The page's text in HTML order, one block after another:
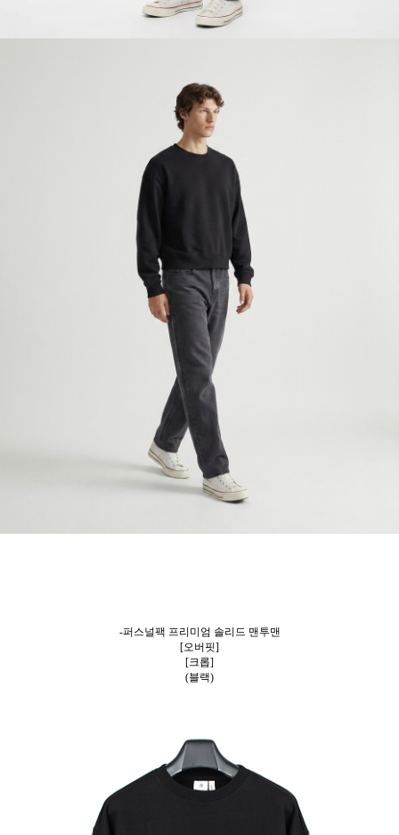
-퍼스널팩 프리미엄 솔리드 맨투맨
[오버핏]
[크롭]
(블랙)